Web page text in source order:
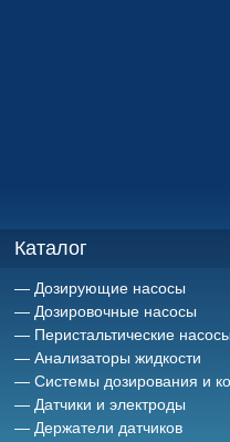
Каталог
Дозирующие насосы
Дозировочные насосы
Перистальтические насосы
Анализаторы жидкости
Системы дозирования и
Датчики и электроды
Держатели датчиков